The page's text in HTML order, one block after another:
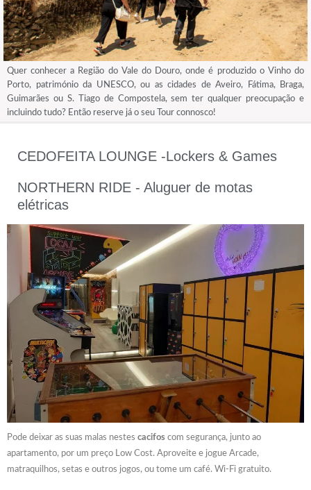
Quer conhecer a Região do Vale do Douro, onde é produzido o Vinho do
Porto, património da UNESCO, ou as cidades de Aveiro, Fátima, Braga,
Guimarães ou S. Tiago de Compostela, sem ter qualquer preocupação e
incluindo tudo? Então reserve já o seu Tour connosco!
CEDOFEITA LOUNGE -Lockers & Games
NORTHERN RIDE - Aluguer de motas
elétricas
Pode deixar as suas malas nestes cacifos com segurança, junto ao
apartamento, por um preço Low Cost. Aproveite e jogue Arcade,
matraquilhos, setas e outros jogos, ou tome um café. Wi-Fi gratuito.